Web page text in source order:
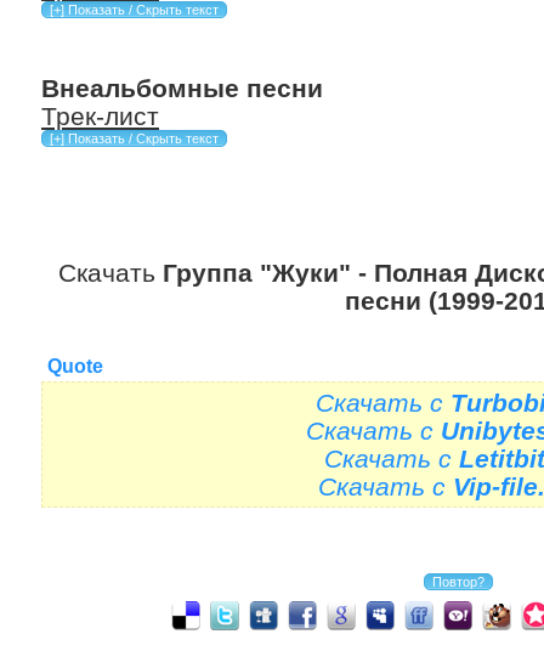
Внеальбомные песни
Трек-лист
Скачать Группа "Жуки" - Полная
песни (1999-
Quote
Скачать с
Скачать с
Скачать с
Скачать с Vip-